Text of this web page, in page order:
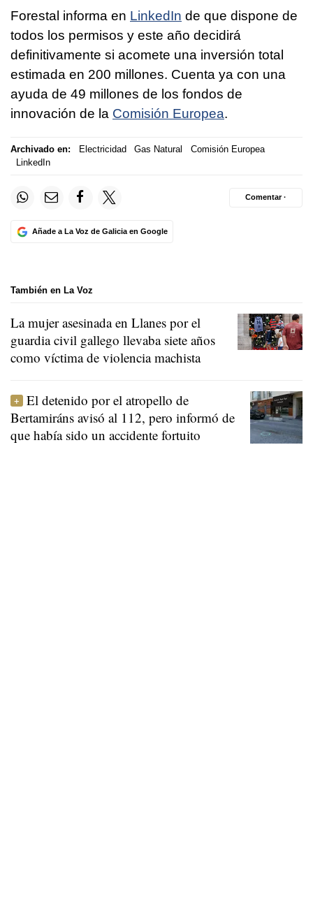
Forestal informa en LinkedIn de que dispone de
todos los permisos y este año decidirá
definitivamente si acomete una inversión total
estimada en 200 millones. Cuenta ya con una
ayuda de 49 millones de los fondos de
innovación de la Comisión Europea.
Archivado en: Electricidad Gas Natural
Comisión Europea
LinkedIn
Añade a La Voz de Galicia en Google
Comentar ·
También en La Voz
La mujer asesinada en Llanes por el
guardia civil gallego llevaba siete años
como víctima de violencia machista
El detenido por el atropello de
Bertamiráns avisó al 112, pero informó de
que había sido un accidente fortuito